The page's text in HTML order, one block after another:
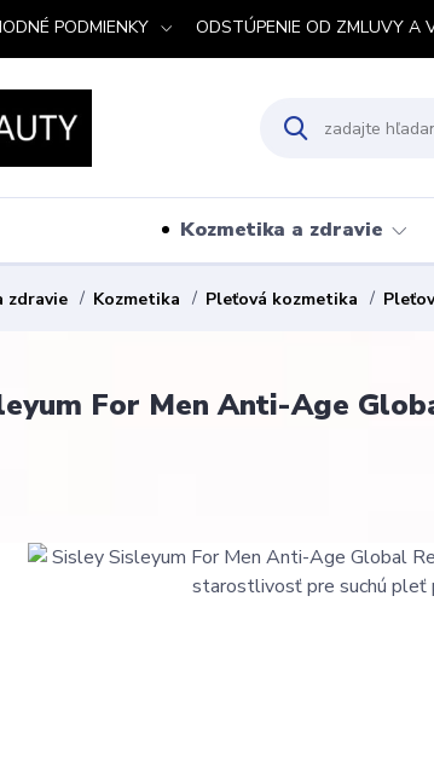
PODMIENKY ODSTÚPENIE OD ZMLUVY A
Kozmetika a zdravie
zdravie Kozmetika Pleťová kozmetika
For Men Anti-Age